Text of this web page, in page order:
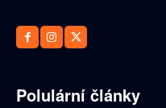
Polulární články